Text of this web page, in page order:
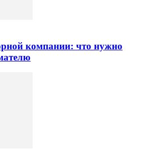
компании: что нужно